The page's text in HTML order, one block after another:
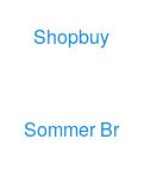
Shopbuy
Sommer Br